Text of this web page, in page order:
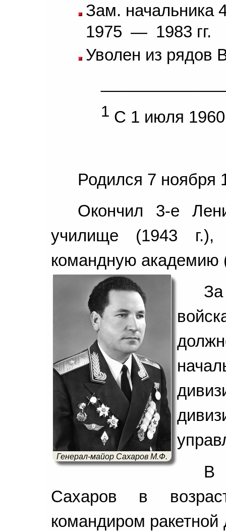
Зам. начальника
1975 — 1983 гг.
Уволен из рядов
1 С 1 июля 1960
Родился 7 ноября
Окончил 3-е
училище (1943 г.),
командную академию
Генерал-майор Сахаров М.Ф.
В
Сахаров в
командиром ракетной